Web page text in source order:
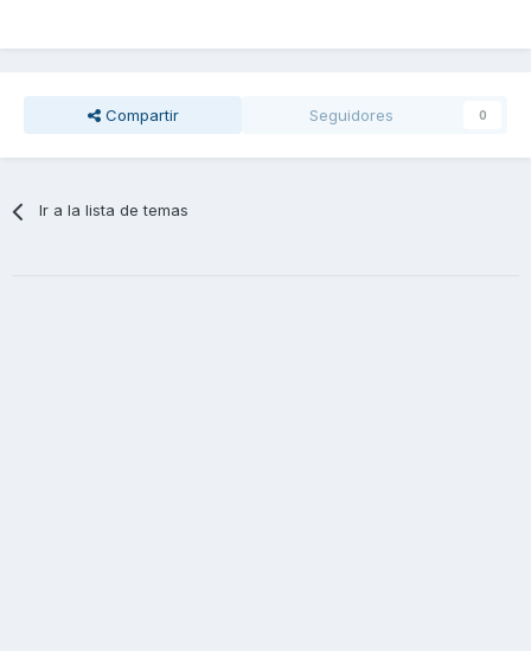
Compartir Seguidores 0
Ir a la lista de temas